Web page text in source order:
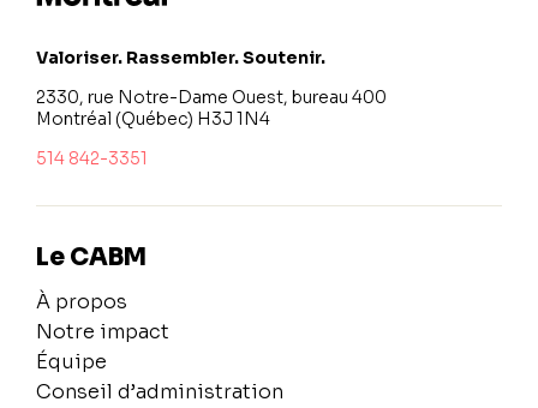
Valoriser. Rassembler. Soutenir.
2330, rue Notre-Dame Ouest, bureau 400
Montréal (Québec) H3J 1N4
514 842-3351
Le CABM
À propos
Notre impact
Équipe
Conseil d’administration